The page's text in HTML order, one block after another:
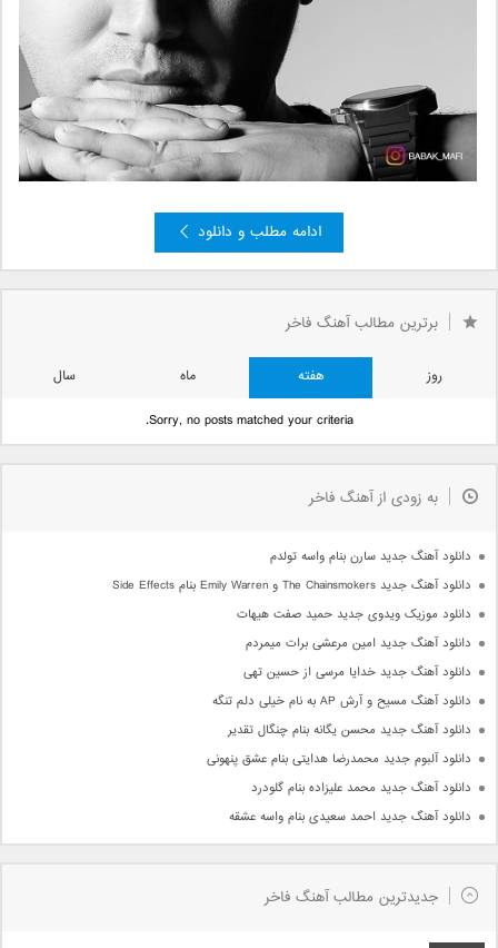
ادامه مطلب و دانلود
برترین مطالب آهنگ فاخر
روز هفته ماه
سال
Sorry, no posts matched your criteria.
به زودی از آهنگ فاخر
دانلود آهنگ جدید سارن بنام واسه تولدم
دانلود آهنگ جدید The Chainsmokers و Emily Warren بنام Side Effects
دانلود موزیک ویدوی جدید حمید صفت هیهات
دانلود آهنگ جدید امین مرعشی برات میمردم
دانلود آهنگ جدید خدایا مرسی از حسین تهی
دانلود آهنگ مسیح و آرش AP به نام خیلی دلم تنگه
دانلود آهنگ جدید محسن یگانه بنام چنگال تقدیر
دانلود آلبوم جدید محمدرضا هدایتی بنام عشق پنهونی
دانلود آهنگ جدید محمد علیزاده بنام گلودرد
دانلود آهنگ جدید احمد سعیدی بنام واسه عشقه
جدیدترین مطالب آهنگ فاخر